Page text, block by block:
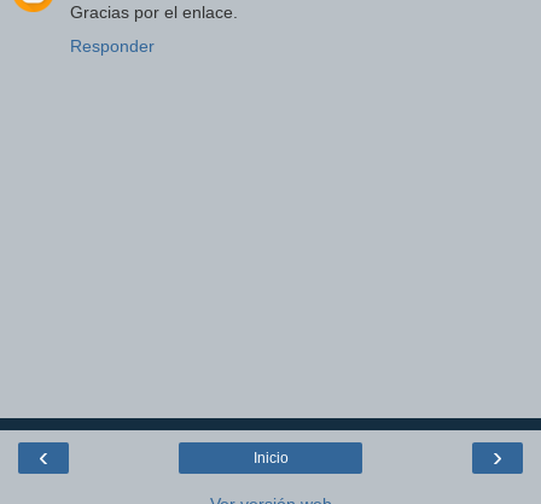
Gracias por el enlace.
Responder
‹ ›
Inicio